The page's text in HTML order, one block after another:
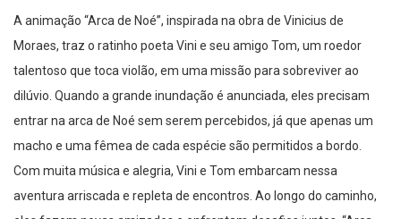
A animação “Arca de Noé”, inspirada na obra de Vinicius de
Moraes, traz o ratinho poeta Vini e seu amigo Tom, um roedor
talentoso que toca violão, em uma missão para sobreviver ao
dilúvio. Quando a grande inundação é anunciada, eles precisam
entrar na arca de Noé sem serem percebidos, já que apenas um
macho e uma fêmea de cada espécie são permitidos a bordo.
Com muita música e alegria, Vini e Tom embarcam nessa
aventura arriscada e repleta de encontros. Ao longo do caminho,